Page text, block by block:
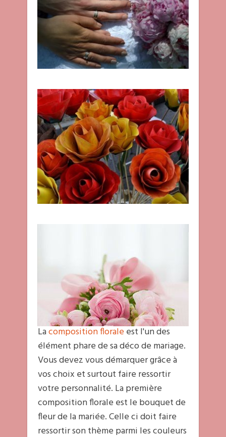
Lacomposition floraleest l'un des
élément phare de sa déco de mariage.
Vous devez vous démarquer grâce à
vos choix et surtout faire ressortir
votre personnalité. La première
composition florale est le bouquet de
fleur de la mariée. Celle ci doit faire
ressortir son thème parmi les couleurs